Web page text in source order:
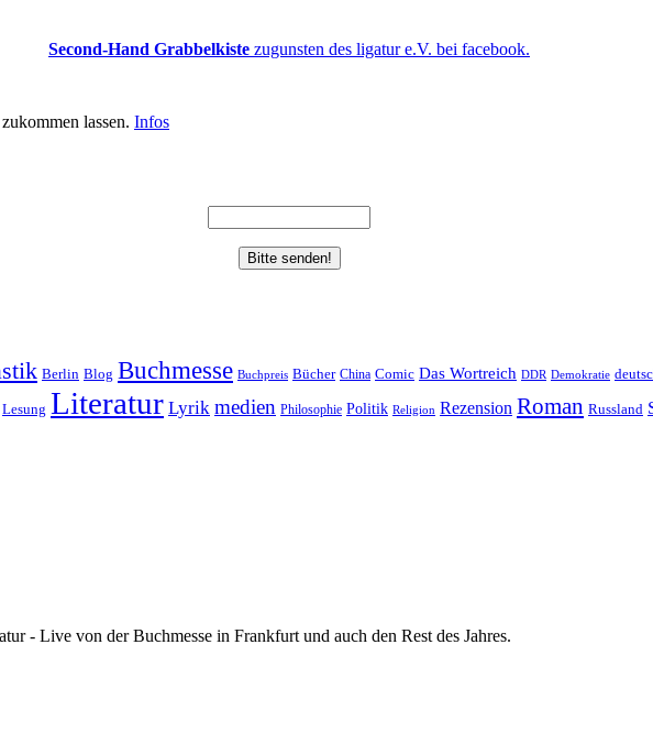
Second-Hand Grabbelkiste zugunsten des ligatur e.V. bei facebook.
lassen. Infos
Berlin Blog Buchmesse Buchpreis Bücher China Comic Das Wortreich DDR Demokratie
Lesung Literatur Lyrik medien Philosophie Politik Religion Rezension Roman Russland
- Live von der Buchmesse in Frankfurt und auch den Rest des Jahres.